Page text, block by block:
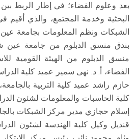
بعد وعلوم الفضاء؛ في إطار الربط بين
البحثية وخدمة المجتمع، والذي أقيم
الشبكات ونظم المعلومات بجامعة
بندق منسق الدبلوم من جامعة
منسق الدبلوم من الهيئة القومية
الفضاء، أ. د. نهى سمير عميد كلية
حازم راشد عميد كلية التربية
كلية الحاسبات والمعلومات لشئون
إسلام حجازي مدير مركز الشبكات
قنديل وكيل كلية الهندسة لشئون